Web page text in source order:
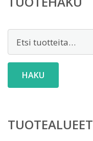
HAKU
TUOTEALUEET